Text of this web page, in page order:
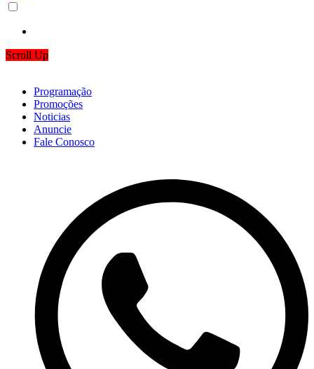
Scroll Up
Programação
Promoções
Noticias
Anuncie
Fale Conosco